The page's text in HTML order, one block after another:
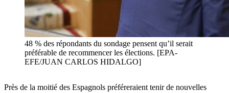
48 % des répondants du sondage pensent qu’il serait
préférable de recommencer les élections. [EPA-
EFE/JUAN CARLOS HIDALGO]
Près de la moitié des Espagnols préféreraient tenir de nouvelles